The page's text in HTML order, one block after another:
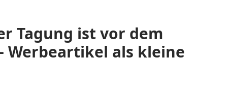
Tagung ist vor dem
Werbeartikel als kleine